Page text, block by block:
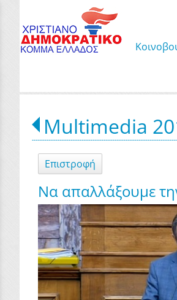
Multimedia
Επιστροφή
Nα απαλλάξουμε